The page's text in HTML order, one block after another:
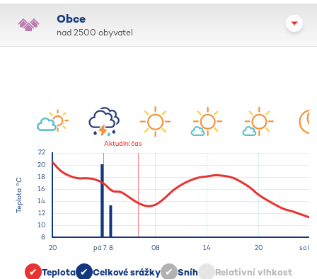
Obce
nad 2500 obyvatel
Teplota Celkové srážky Sníh
Relativní vlhkost